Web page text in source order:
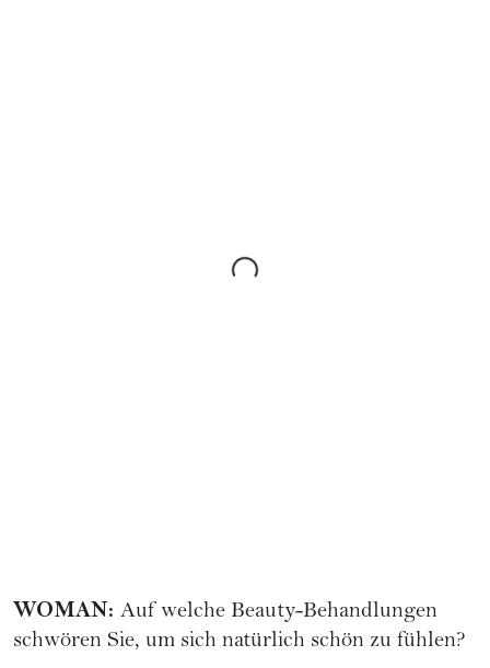
WOMAN: Auf welche Beauty-Behandlungen
schwören Sie, um sich natürlich schön zu fühlen?